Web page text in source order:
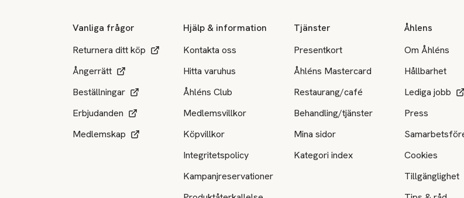
Vanliga frågor
Returnera ditt köp
Ångerrätt
Beställningar
Erbjudanden
Medlemskap
Hjälp & information
Kontakta oss
Hitta varuhus
Åhléns Club
Medlemsvillkor
Köpvillkor
Integritetspolicy
Kampanjreservationer
Tjänster
Presentkort
Åhléns Mastercard
Restaurang/café
Behandling/tjänster
Mina sidor
Kategori index
Åhlens
Om Åhléns
Hållbarhet
Lediga jobb
Press
Cookies
Tillgänglighet